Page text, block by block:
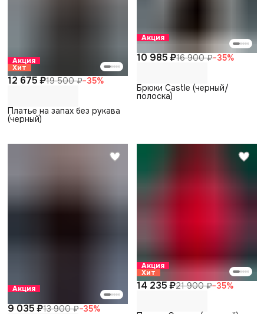
Акция
Хит
12 675 ₽19 500 ₽−35%
Платье на запах без рукава
(черный)
Акция
10 985 ₽16 900 ₽−35%
Брюки Castle (черный/
полоска)
Акция
9 035 ₽13 900 ₽−35%
Акция
Хит
14 235 ₽21 900 ₽−35%